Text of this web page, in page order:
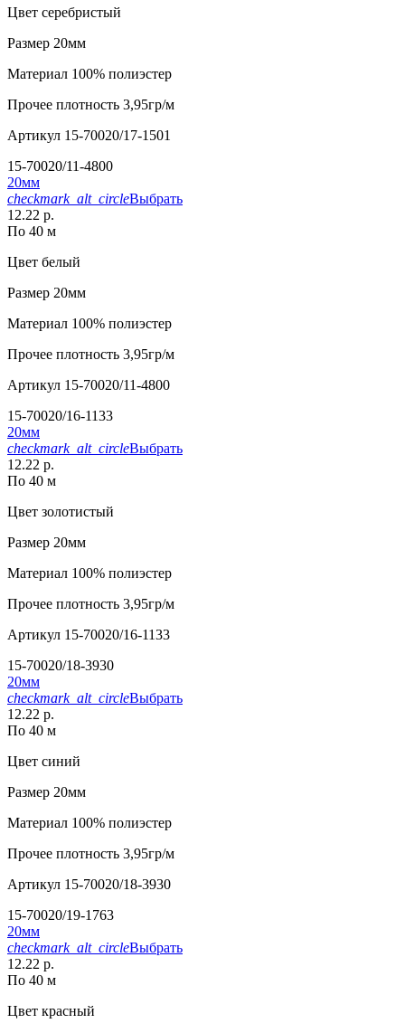
Цвет серебристый
Размер 20мм
Материал 100% полиэстер
Прочее плотность 3,95гр/м
Артикул 15-70020/17-1501
15-70020/11-4800
20мм
checkmark_alt_circleВыбрать
12.22 р.
По 40 м
Цвет белый
Размер 20мм
Материал 100% полиэстер
Прочее плотность 3,95гр/м
Артикул 15-70020/11-4800
15-70020/16-1133
20мм
checkmark_alt_circleВыбрать
12.22 р.
По 40 м
Цвет золотистый
Размер 20мм
Материал 100% полиэстер
Прочее плотность 3,95гр/м
Артикул 15-70020/16-1133
15-70020/18-3930
20мм
checkmark_alt_circleВыбрать
12.22 р.
По 40 м
Цвет синий
Размер 20мм
Материал 100% полиэстер
Прочее плотность 3,95гр/м
Артикул 15-70020/18-3930
15-70020/19-1763
20мм
checkmark_alt_circleВыбрать
12.22 р.
По 40 м
Цвет красный